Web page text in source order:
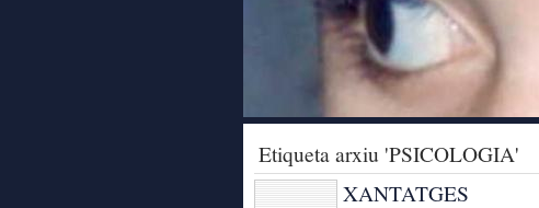
Etiqueta arxiu 'PSICOLOGIA'
XANTATGES